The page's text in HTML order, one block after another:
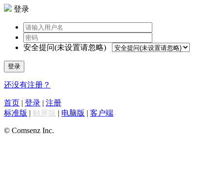
登录
安全提问(未设置请忽略)
登录
还没有注册？
首页 | 登录 | 注册
标准版 | 触屏版 | 电脑版 | 客户端
© Comsenz Inc.